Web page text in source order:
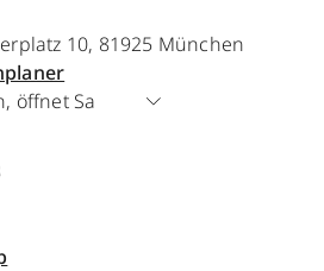
10, 81925 München
öffnet Sa